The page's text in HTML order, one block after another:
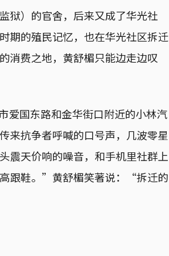
狱）的官舍，后来又成了华光社
期的殖民记忆，也在华光社区拆迁
消费之地，黄舒楣只能边走边叹
爱国东路和金华街口附近的小林汽
来抗争者呼喊的口号声，几波零星
震天价响的噪音，和手机里社群上
跟鞋。”黄舒楣笑著说：“拆迁的